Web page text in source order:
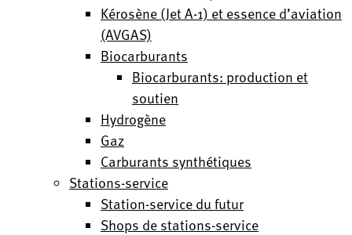
Kérosène (Jet A-1) et essence d’aviation
(AVGAS)
Biocarburants
Biocarburants: production et
soutien
Hydrogène
Gaz
Carburants synthétiques
Stations-service
Station-service du futur
Shops de stations-service